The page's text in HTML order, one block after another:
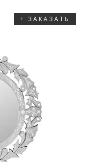
ЗАКАЗАТЬ